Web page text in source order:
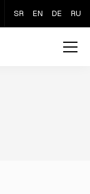
SR EN DE RU